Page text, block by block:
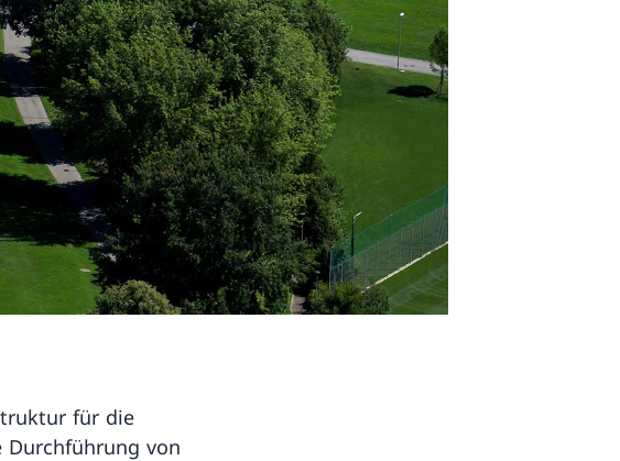
für die
Durchführung von